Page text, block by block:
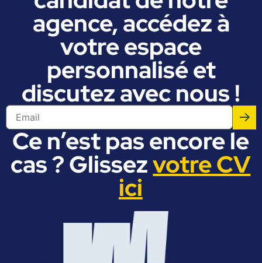
agence, accédez à
votre espace
personnalisé et
discutez avec nous !
Ce n’est pas encore le
cas ? Glissezvotre CV
ici